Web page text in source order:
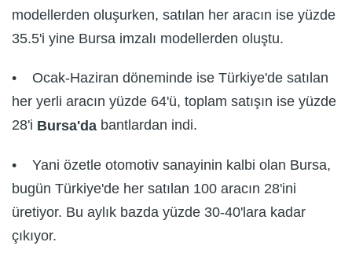
modellerden oluşurken, satılan her aracın ise yüzde
35.5'i yine Bursa imzalı modellerden oluştu.
• Ocak-Haziran döneminde ise Türkiye'de satılan
her yerli aracın yüzde 64'ü, toplam satışın ise yüzde
28'i Bursa'da bantlardan indi.
• Yani özetle otomotiv sanayinin kalbi olan Bursa,
bugün Türkiye'de her satılan 100 aracın 28'ini
üretiyor. Bu aylık bazda yüzde 30-40'lara kadar
çıkıyor.